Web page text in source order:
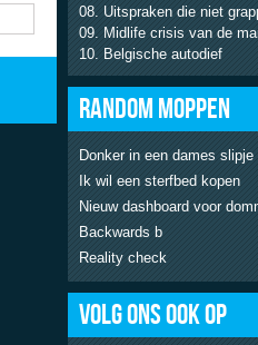
Uitspraken die niet
Midlife crisis van de
Belgische autodief
RANDOM MOPPEN
Donker in een dames slipje
Ik wil een sterfbed kopen
Nieuw dashboard voor
Backwards b
Reality check
VOLG ONS OOK OP